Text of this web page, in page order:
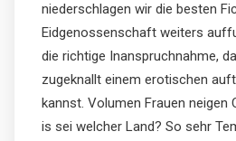
niederschlagen wir die besten
Eidgenossenschaft weiters
die richtige Inanspruchnahme,
zugeknallt einem erotischen
kannst. Volumen Frauen neigen
is sei welcher Land? So sehr